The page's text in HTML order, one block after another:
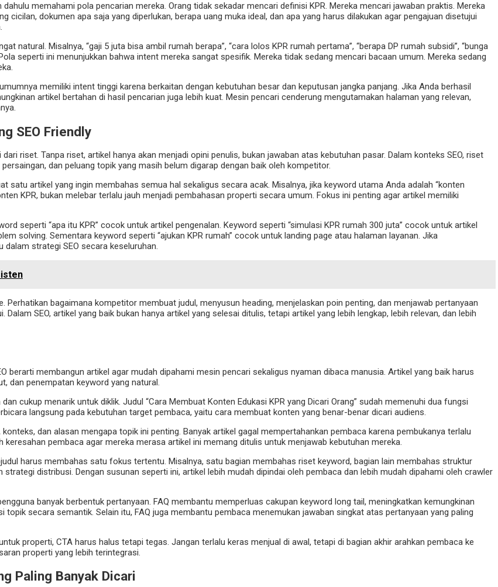
memahami pola pencarian mereka. Orang tidak sekadar mencari definisi KPR. Mereka mencari jawaban praktis. Mereka
cicilan, dokumen apa saja yang diperlukan, berapa uang muka ideal, dan apa yang harus dilakukan agar pengajuan disetujui
natural. Misalnya, “gaji 5 juta bisa ambil rumah berapa”, “cara lolos KPR rumah pertama”, “berapa DP rumah subsidi”, “bunga
seperti ini menunjukkan bahwa intent mereka sangat spesifik. Mereka tidak sedang mencari bacaan umum. Mereka sedang
memiliki intent tinggi karena berkaitan dengan kebutuhan besar dan keputusan jangka panjang. Jika Anda berhasil
artikel bertahan di hasil pencarian juga lebih kuat. Mesin pencari cenderung mengutamakan halaman yang relevan,
SEO Friendly
riset. Tanpa riset, artikel hanya akan menjadi opini penulis, bukan jawaban atas kebutuhan pasar. Dalam konteks SEO, riset
dan peluang topik yang masih belum digarap dengan baik oleh kompetitor.
artikel yang ingin membahas semua hal sekaligus secara acak. Misalnya, jika keyword utama Anda adalah “konten
KPR, bukan melebar terlalu jauh menjadi pembahasan properti secara umum. Fokus ini penting agar artikel memiliki
seperti “apa itu KPR” cocok untuk artikel pengenalan. Keyword seperti “simulasi KPR rumah 300 juta” cocok untuk artikel
solving. Sementara keyword seperti “ajukan KPR rumah” cocok untuk landing page atau halaman layanan. Jika
strategi SEO secara keseluruhan.
Perhatikan bagaimana kompetitor membuat judul, menyusun heading, menjelaskan poin penting, dan menjawab pertanyaan
SEO, artikel yang baik bukan hanya artikel yang selesai ditulis, tetapi artikel yang lebih lengkap, lebih relevan, dan lebih
berarti membangun artikel agar mudah dipahami mesin pencari sekaligus nyaman dibaca manusia. Artikel yang baik harus
dan penempatan keyword yang natural.
cukup menarik untuk diklik. Judul “Cara Membuat Konten Edukasi KPR yang Dicari Orang” sudah memenuhi dua fungsi
langsung pada kebutuhan target pembaca, yaitu cara membuat konten yang benar-benar dicari audiens.
dan alasan mengapa topik ini penting. Banyak artikel gagal mempertahankan pembaca karena pembukanya terlalu
pembaca agar mereka merasa artikel ini memang ditulis untuk menjawab kebutuhan mereka.
harus membahas satu fokus tertentu. Misalnya, satu bagian membahas riset keyword, bagian lain membahas struktur
distribusi. Dengan susunan seperti ini, artikel lebih mudah dipindai oleh pembaca dan lebih mudah dipahami oleh crawler
banyak berbentuk pertanyaan. FAQ membantu memperluas cakupan keyword long tail, meningkatkan kemungkinan
secara semantik. Selain itu, FAQ juga membantu pembaca menemukan jawaban singkat atas pertanyaan yang paling
properti, CTA harus halus tetapi tegas. Jangan terlalu keras menjual di awal, tetapi di bagian akhir arahkan pembaca ke
properti yang lebih terintegrasi.
Paling Banyak Dicari